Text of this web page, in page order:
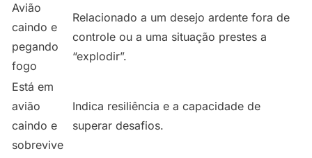
Avião
caindo e
pegando
fogo
Relacionado a um desejo ardente fora de
controle ou a uma situação prestes a
“explodir”.
Está em
avião
caindo e
sobrevive
Indica resiliência e a capacidade de
superar desafios.